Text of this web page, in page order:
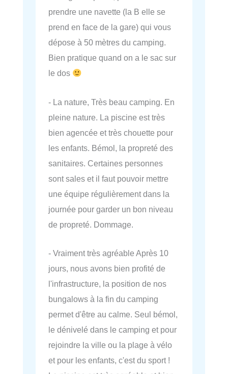
prendre une navette (la B elle se
prend en face de la gare) qui vous
dépose à 50 mètres du camping.
Bien pratique quand on a le sac sur
le dos
- La nature, Très beau camping. En
pleine nature. La piscine est très
bien agencée et très chouette pour
les enfants. Bémol, la propreté des
sanitaires. Certaines personnes
sont sales et il faut pouvoir mettre
une équipe régulièrement dans la
journée pour garder un bon niveau
de propreté. Dommage.
- Vraiment très agréable Après 10
jours, nous avons bien profité de
l'infrastructure, la position de nos
bungalows à la fin du camping
permet d'être au calme. Seul bémol,
le dénivelé dans le camping et pour
rejoindre la ville ou la plage à vélo
et pour les enfants, c'est du sport !